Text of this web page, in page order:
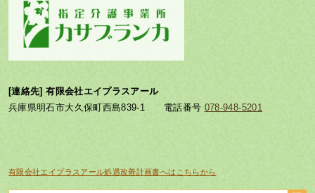
[連絡先] 有限会社エイプラスアール
兵庫県明石市大久保町西島839-1 電話番号 078-948-5201
有限会社エイプラスアール処遇改善計画書へはこちらから